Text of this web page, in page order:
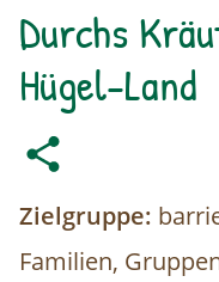
Durchs
Hügel-Land
Zielgruppe:
Familien,